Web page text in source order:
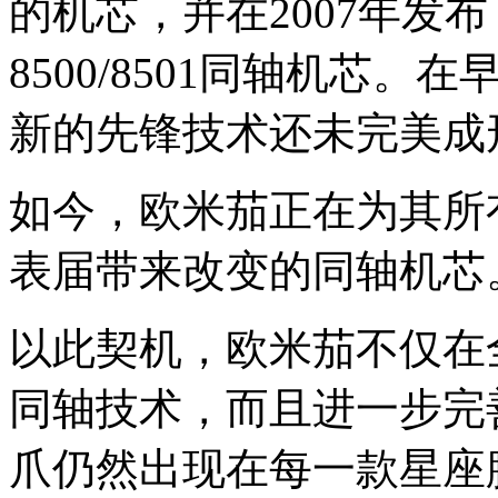
的机芯，并在2007年发
8500/8501同轴机芯。在
新的先锋技术还未完美成
如今，欧米茄正在为其
表届带来改变的同轴机芯
以此契机，欧米茄不仅
同轴技术，而且进一步
爪仍然出现在每一款星